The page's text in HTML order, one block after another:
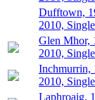
Dufftown,
2010,
Glen Mhor,
2010,
Inchmurrin,
2010,
Laphroaig,